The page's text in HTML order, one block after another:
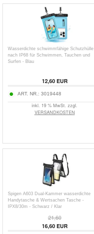
Wasserdichte schwimmfähige Schutzhülle
nach IP68 für Schwimmen, Tauchen und
Surfen - Blau
12,60EUR
ART. NR.: 3019448
inkl. 19 % MwSt. zzgl.
VERSANDKOSTEN
Spigen A603 Dual-Kammer wasserdichte
Handytasche & Wertsachen Tasche -
IPX8/30m - Schwarz / Klar
21,60
16,60EUR